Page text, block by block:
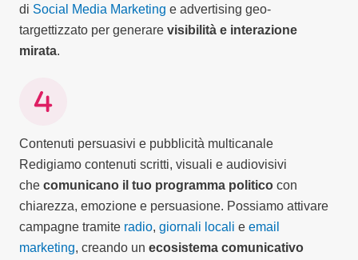
di Social Media Marketing e advertising geo-
targettizzato per generare visibilità e interazione
mirata.
Contenuti persuasivi e pubblicità multicanale
Redigiamo contenuti scritti, visuali e audiovisivi
che comunicano il tuo programma politico con
chiarezza, emozione e persuasione. Possiamo attivare
campagne tramite radio, giornali locali e email
marketing, creando un ecosistema comunicativo